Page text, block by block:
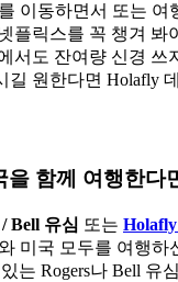
이동하면서 또는 여
플릭스를 꼭 챙겨 봐
서도 잔여량 신경 쓰
길 원한다면 Holafly
을 함께 여행한다
Bell 유심 또는
미국 모두를 여행하
는 Rogers나 Bell 유